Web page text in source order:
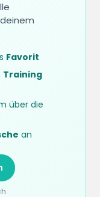
Favorit
Training
über die
an